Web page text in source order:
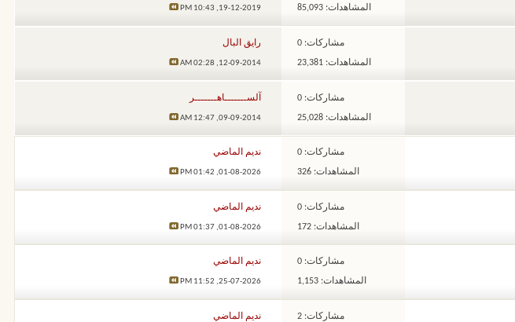
المشاهدات: 85,093 19-12-2019,
10:43 PM
مشاركات: 0
المشاهدات: 23,381
رايق البال
12-09-2014,
02:28 AM
مشاركات: 0
المشاهدات: 25,028
آلســـــــاهـــــــر
09-09-2014,
12:47 AM
مشاركات: 0
المشاهدات: 326
نديم الماضي
01-08-2026,
01:42 PM
مشاركات: 0
المشاهدات: 172
نديم الماضي
01-08-2026,
01:37 PM
مشاركات: 0
المشاهدات: 1,153
نديم الماضي
25-07-2026,
11:52 PM
مشاركات: 2 نديم الماضي